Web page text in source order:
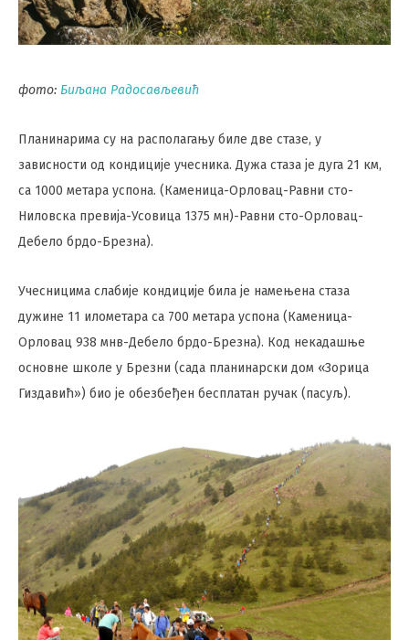
фото: Биљана Радосављевић
Планинарима су на располагању биле две стазе, у
зависности од кондиције учесника. Дужа стаза је дуга 21 км,
са 1000 метара успона. (Каменица-Орловац-Равни сто-
Ниловска превија-Усовица 1375 мн)-Равни сто-Орловац-
Дебело брдо-Брезна).
Учесницима слабије кондиције била је намењена стаза
дужине 11 илометара са 700 метара успона (Каменица-
Орловац 938 мнв-Дебело брдо-Брезна). Код некадашње
основне школе у Брезни (сада планинарски дом «Зорица
Гиздавић») био је обезбеђен бесплатан ручак (пасуљ).